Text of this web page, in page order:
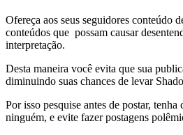
Ofereça aos seus seguidores conteúdo
conteúdos que possam causar
interpretação.
Desta maneira você evita que sua
diminuindo suas chances de levar
Por isso pesquise antes de postar,
ninguém, e evite fazer postagens